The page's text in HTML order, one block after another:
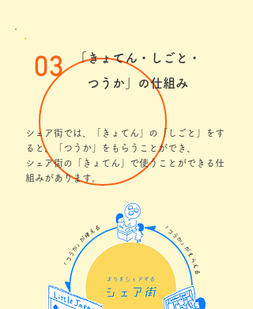
03
「きょてん・しごと・
つうか」の仕組み
シェア街では、「きょてん」の「しごと」をす
ると、「つうか」をもらうことができ、
シェア街の「きょてん」で使うことができる仕
組みがあります。